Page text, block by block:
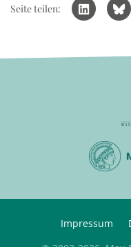
Seite teilen:
Impressum